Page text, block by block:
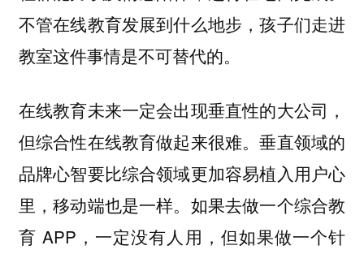
不管在线教育发展到什么地步，孩子们走进
教室这件事情是不可替代的。
在线教育未来一定会出现垂直性的大公司，
但综合性在线教育做起来很难。垂直领域的
品牌心智要比综合领域更加容易植入用户心
里，移动端也是一样。如果去做一个综合教
育 APP，一定没有人用，但如果做一个针